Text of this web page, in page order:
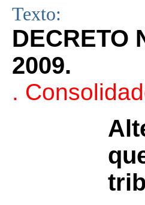
Texto:
DECRETO
2009.
.